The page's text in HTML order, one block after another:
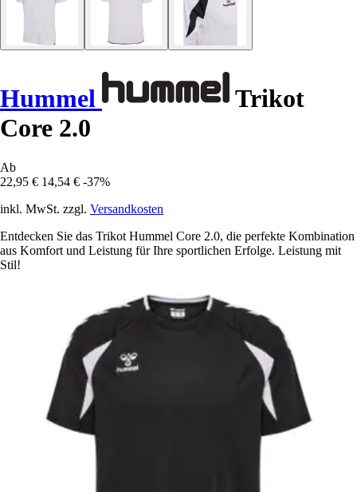
Hummel
Trikot
Core 2.0
Ab
22,95 € 14,54 € -37%
inkl. MwSt. zzgl. Versandkosten
Entdecken Sie das Trikot Hummel Core 2.0, die perfekte Kombination
aus Komfort und Leistung für Ihre sportlichen Erfolge. Leistung mit
Stil!